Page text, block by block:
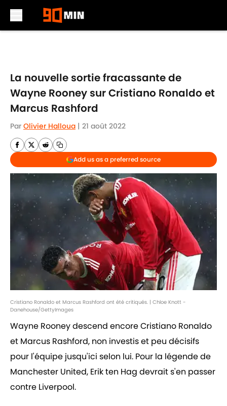
La nouvelle sortie fracassante de
Wayne Rooney sur Cristiano Ronaldo et
Marcus Rashford
Par Olivier Halloua | 21 août 2022
Add us as a preferred source
Cristiano Ronaldo et Marcus Rashford ont été critiqués. | Chloe Knott -
Danehouse/GettyImages
Wayne Rooney descend encore Cristiano Ronaldo
et Marcus Rashford, non investis et peu décisifs
pour l'équipe jusqu'ici selon lui. Pour la légende de
Manchester United, Erik ten Hag devrait s'en passer
contre Liverpool.